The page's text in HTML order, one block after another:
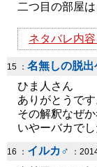
二つ目の部屋
ネタバレ内
15 ： 名無しの脱出
ひま人さん
ありがとうです
その解釈なぜ
いやーバカでし
16 ： イルカ♂ ：